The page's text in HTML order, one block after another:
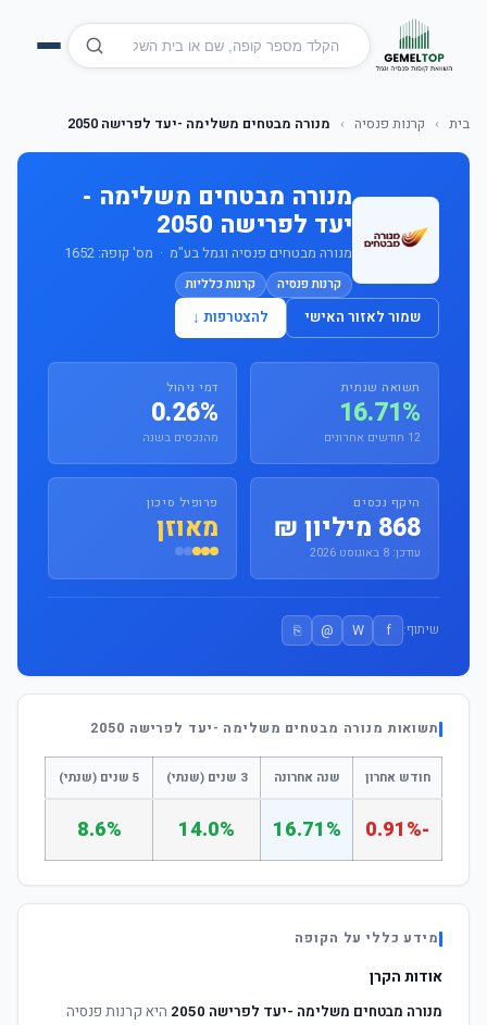
בית › קרנות פנסיה › מנורה מבטחים משלימה -יעד לפרישה 2050
מנורה מבטחים משלימה -
יעד לפרישה 2050
מנורה מבטחים פנסיה וגמל בע"מ · מס' קופה: 1652
קרנות פנסיה קרנות כלליות
שמור לאזור האישי להצטרפות ↓
תשואה שנתית
16.71%
12 חודשים אחרונים
דמי ניהול
0.26%
מהנכסים בשנה
היקף נכסים
868 מיליון ₪
עודכן: 8 באוגוסט 2026
פרופיל סיכון
מאוזן
שיתוף: f
W
@
⎘
תשואות מנורה מבטחים משלימה -יעד לפרישה 2050
חודש אחרון שנה אחרונה 3 שנים (שנתי) 5 שנים (שנתי)
-0.91%
16.71%
14.0%
8.6%
מידע כללי על הקופה
אודות הקרן
מנורה מבטחים משלימה -יעד לפרישה 2050
היא קרנות פנסיה